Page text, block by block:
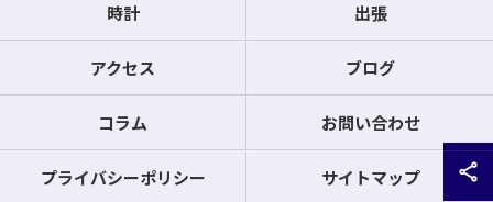
時計 出張
アクセス ブログ
コラム お問い合わせ
プライバシーポリシー サイトマップ